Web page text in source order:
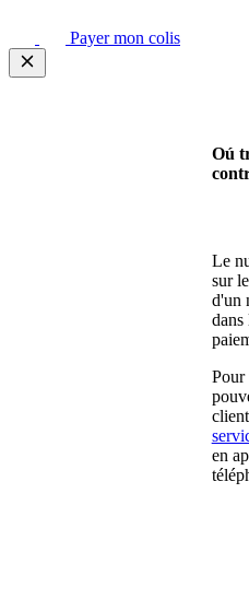
Payer mon colis
Oú
Le
sur
d'un
dans
Pour
en